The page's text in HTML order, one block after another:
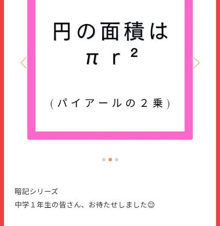
暗記シリーズ
中学１年生の皆さん、お待たせしました😌